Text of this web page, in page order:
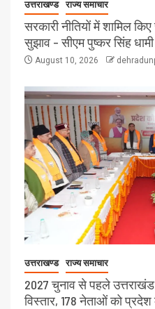
उत्तराखण्ड राज्य समाचार
सरकारी नीतियों में शामिल
सुझाव – सीएम पुष्कर सिंह धामी
August 10, 2026
उत्तराखण्ड राज्य समाचार
2027 चुनाव से पहले
विस्तार, 178 नेताओं को प्रदेश